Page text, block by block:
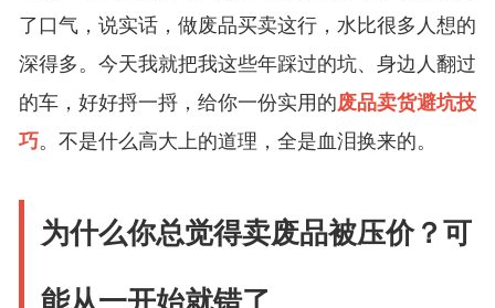
免责说明
了口气，说实话，做废品买卖这行，水比很多人想的
深得多。今天我就把我这些年踩过的坑、身边人翻过
的车，好好捋一捋，给你一份实用的废品卖货避坑技
巧。不是什么高大上的道理，全是血泪换来的。
为什么你总觉得卖废品被压价？可